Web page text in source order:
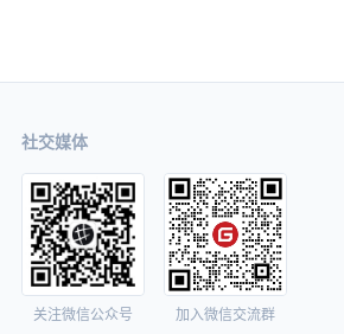
社交媒体
关注微信公众号 加入微信交流群